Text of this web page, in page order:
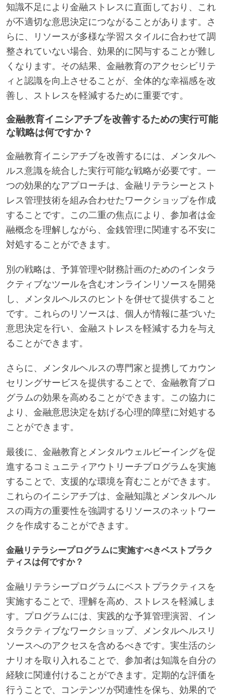
知識不足により金融ストレスに直面しており、これ
が不適切な意思決定につながることがあります。さ
らに、リソースが多様な学習スタイルに合わせて調
整されていない場合、効果的に関与することが難し
くなります。その結果、金融教育のアクセシビリテ
ィと認識を向上させることが、全体的な幸福感を改
善し、ストレスを軽減するために重要です。
金融教育イニシアチブを改善するための実行可能
な戦略は何ですか？
金融教育イニシアチブを改善するには、メンタルヘ
ルス意識を統合した実行可能な戦略が必要です。一
つの効果的なアプローチは、金融リテラシーとスト
レス管理技術を組み合わせたワークショップを作成
することです。この二重の焦点により、参加者は金
融概念を理解しながら、金銭管理に関連する不安に
対処することができます。
別の戦略は、予算管理や財務計画のためのインタラ
クティブなツールを含むオンラインリソースを開発
し、メンタルヘルスのヒントを併せて提供すること
です。これらのリソースは、個人が情報に基づいた
意思決定を行い、金融ストレスを軽減する力を与え
ることができます。
さらに、メンタルヘルスの専門家と提携してカウン
セリングサービスを提供することで、金融教育プロ
グラムの効果を高めることができます。この協力に
より、金融意思決定を妨げる心理的障壁に対処する
ことができます。
最後に、金融教育とメンタルウェルビーイングを促
進するコミュニティアウトリーチプログラムを実施
することで、支援的な環境を育むことができます。
これらのイニシアチブは、金融知識とメンタルヘル
スの両方の重要性を強調するリソースのネットワー
クを作成することができます。
金融リテラシープログラムに実施すべきベストプラク
ティスは何ですか？
金融リテラシープログラムにベストプラクティスを
実施することで、理解を高め、ストレスを軽減しま
す。プログラムには、実践的な予算管理演習、イン
タラクティブなワークショップ、メンタルヘルスリ
ソースへのアクセスを含めるべきです。実生活のシ
ナリオを取り入れることで、参加者は知識を自分の
経験に関連付けることができます。定期的な評価を
行うことで、コンテンツが関連性を保ち、効果的で